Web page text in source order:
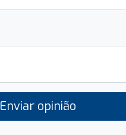
Enviar opinião